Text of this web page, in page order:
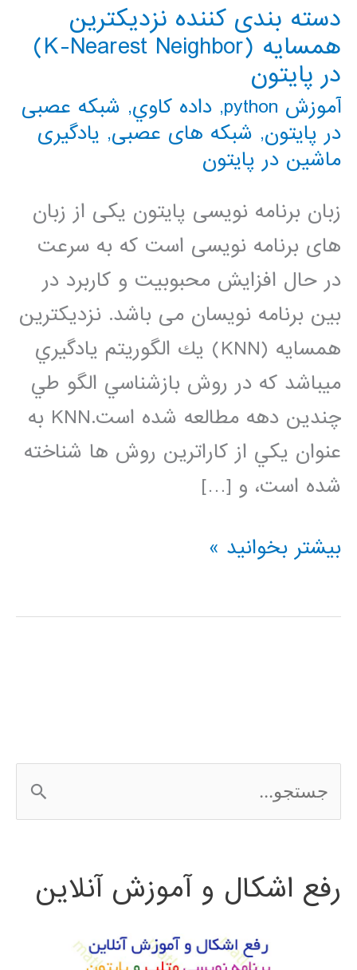
دسته بندی کننده نزدیکترین
همسایه (K-Nearest Neighbor)
در پایتون
آموزش python , داده كاوي, شبکه عصبی
در پایتون, شبکه های عصبی, یادگیری
ماشین در پایتون
زبان برنامه نویسی پایتون یکی از زبان
های برنامه نویسی است که به سرعت
در حال افزایش محبوبیت و کاربرد در
بین برنامه نویسان می باشد. نزديكترين
همسايه (KNN) يك الگوريتم يادگيري
ميباشد كه در روش بازشناسي الگو طي
چندين دهه مطالعه شده است.KNN به
عنوان يكي از كاراترين روش ها شناخته
شده است، و […]
دسته
کننده
Neighbor)
در
بیشتر بخوانید »
س
ج
رفع اشکال و آموزش آنلاین